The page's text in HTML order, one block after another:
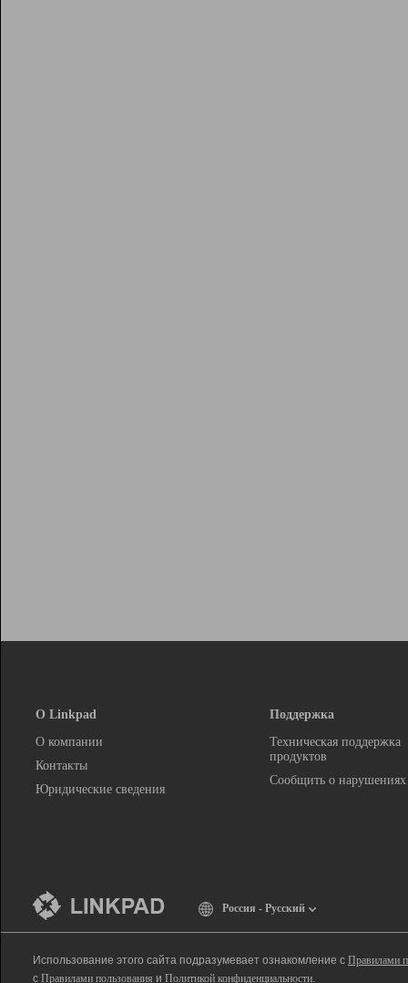
О Linkpad
О компании
Контакты
Юридические сведения
Поддержка
Техническая поддержка
продуктов
Сообщить о нарушениях
Россия - Русский
Использование этого сайта подразумевает ознакомление с Правилами
с Правилами пользования и Политикой конфиденциальности.